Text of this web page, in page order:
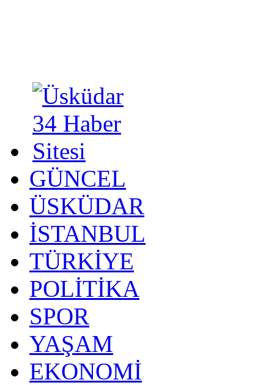
GÜNCEL
ÜSKÜDAR
İSTANBUL
TÜRKİYE
POLİTİKA
SPOR
YAŞAM
EKONOMİ